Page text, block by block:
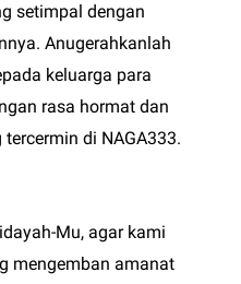
setimpal dengan
Anugerahkanlah
keluarga para
rasa hormat dan
tercermin di NAGA333.
Mu, agar kami
mengemban amanat